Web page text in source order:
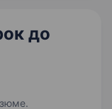
до